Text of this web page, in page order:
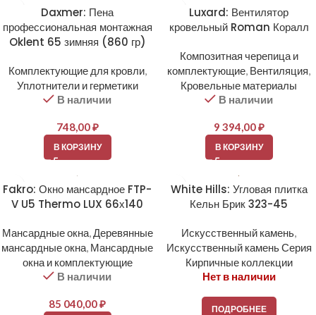
Daxmer: Пена
профессиональная монтажная
Oklent 65 зимняя (860 гр)
Комплектующие для кровли,
Уплотнители и герметики
В наличии
748,00₽
В КОРЗИНУ
Luxard: Вентилятор
кровельный Roman Коралл
Композитная черепица и
комплектующие, Вентиляция,
Кровельные материалы
В наличии
9 394,00₽
В КОРЗИНУ
Fakro: Окно мансардное FTP-
V U5 Thermo LUX 66х140
Мансардные окна,Деревянные
мансардные окна, Мансардные
окна и комплектующие
В наличии
85 040,00₽
White Hills: Угловая плитка
Кельн Брик 323-45
Искусственный камень,
Искусственный камень Серия
Кирпичные коллекции
Нет в наличии
ПОДРОБНЕЕ